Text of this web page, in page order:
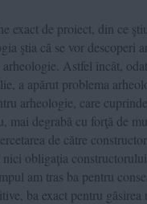
exact de proiect, din ce
ştia că se vor
Astfel încât,
a apărut problema
arheologie, care
mai degrabă cu forţă de
de către
obligaţia
am tras ba pentru
ba exact pentru